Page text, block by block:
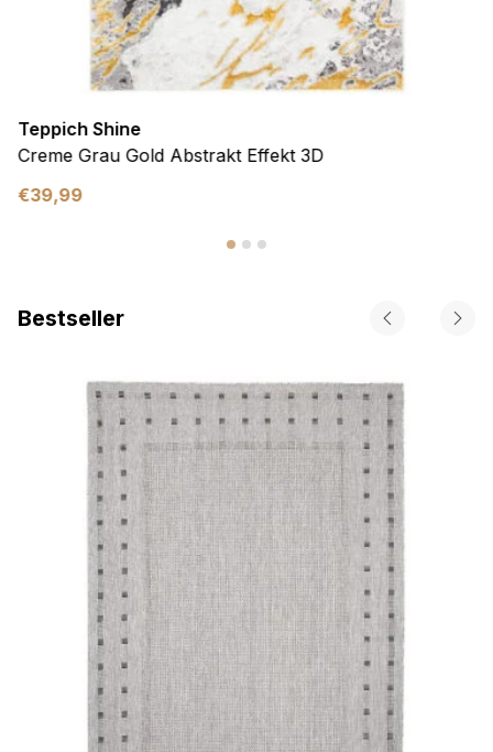
Teppich Shine
Creme Grau Gold Abstrakt Effekt 3D
€39,99
Bestseller